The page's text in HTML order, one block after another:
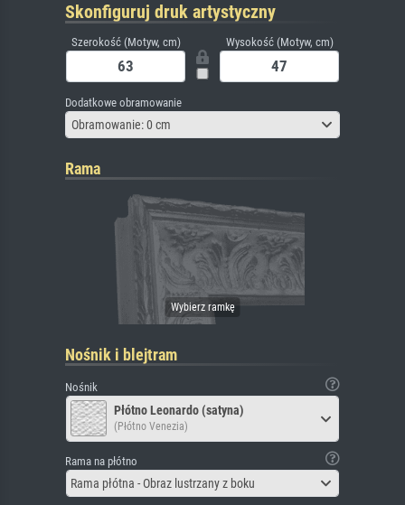
Skonfiguruj druk artystyczny
Szerokość (Motyw, cm) Wysokość (Motyw, cm)
Dodatkowe obramowanie
Obramowanie: 0 cm
Rama
Nośnik i blejtram
Nośnik
Płótno Leonardo (satyna)
(Płótno Venezia)
Rama na płótno
Rama płótna - Obraz lustrzany z boku